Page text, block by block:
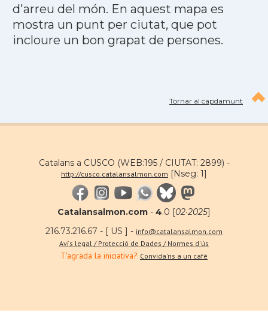
d'arreu del món. En aquest mapa es
mostra un punt per ciutat, que pot
incloure un bon grapat de persones.
Tornar al capdamunt
Catalans a CUSCO (WEB:195 / CIUTAT: 2899) -
http://cusco.catalansalmon.com [Nseg: 1]
Catalansalmon.com - 4.0 [02·2025]
216.73.216.67 - [ US ] - info@catalansalmon.com
Avís legal / Protecció de Dades / Normes d'ús
T'agrada la iniciativa? Convida'ns a un café